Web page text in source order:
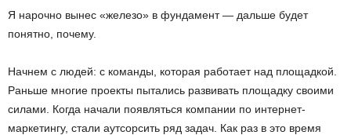
Я нарочно вынес «железо» в фундамент — дальше будет
понятно, почему.
Начнем с людей: с команды, которая работает над площадкой.
Раньше многие проекты пытались развивать площадку своими
силами. Когда начали появляться компании по интернет-
маркетингу, стали аутсорсить ряд задач. Как раз в это время